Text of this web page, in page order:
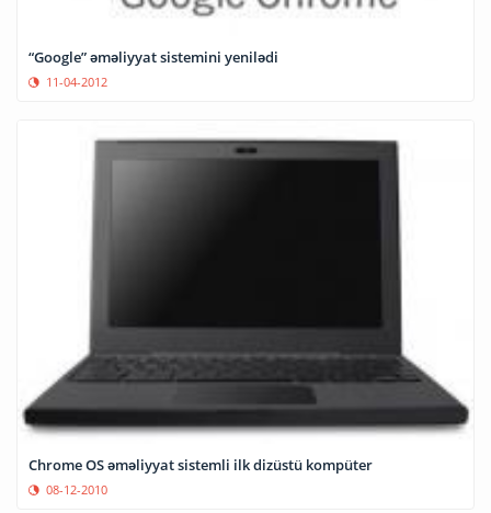
“Google” əməliyyat sistemini yenilədi
11-04-2012
Chrome OS əməliyyat sistemli ilk dizüstü kompüter
08-12-2010